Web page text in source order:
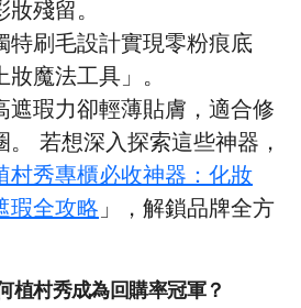
殘留。
特刷毛設計實現零粉痕底
魔法工具」。
遮瑕力卻輕薄貼膚，適合修
。 若想深入探索這些神器，
村秀專櫃必收神器：化妝
瑕全攻略 」，解鎖品牌全方
植村秀成為回購率冠軍？